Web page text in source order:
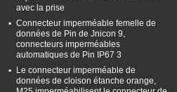
avec la prise
Connecteur imperméable femelle de
données de Pin de Jnicon 9,
connecteurs imperméables
automatiques de Pin IP67 3
Le connecteur imperméable de
données de cloison étanche orange,